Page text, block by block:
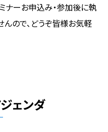
ナーお申込み・参加後に執
ので、どうぞ皆様お気軽
ェンダ